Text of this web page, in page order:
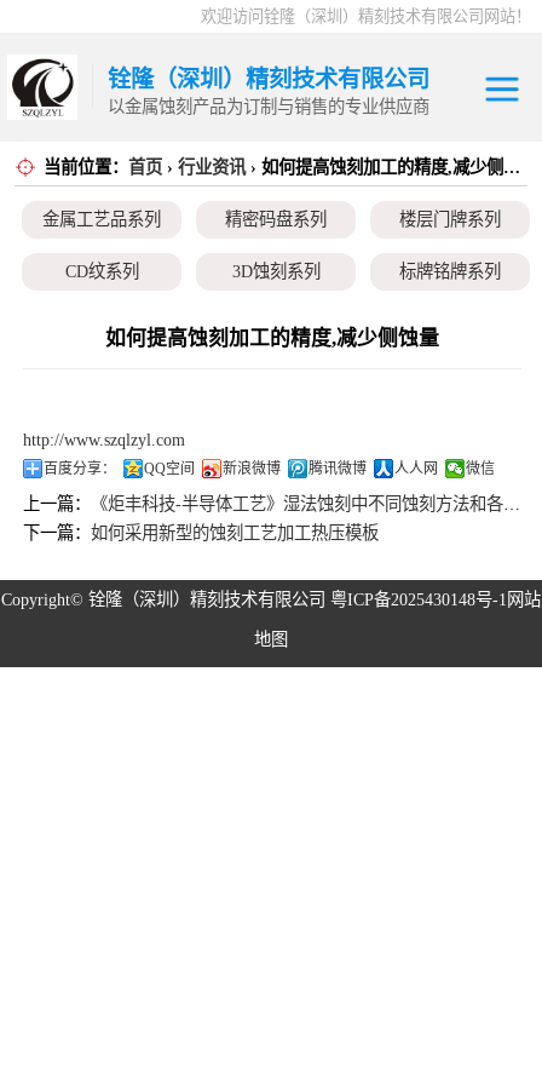
欢迎访问铨隆（深圳）精刻技术有限公司网站！
铨隆（深圳）精刻技术有限公司
以金属蚀刻产品为订制与销售的专业供应商
当前位置： 首页 › 行业资讯› 如何提高蚀刻加工的精度,减少侧蚀量
金属工艺品系列 精密码盘系列 楼层门牌系列
CD纹系列 3D蚀刻系列 标牌铭牌系列
超薄垫片系列 磁性治具钢片系列 弹片系列
如何提高蚀刻加工的精度,减少侧蚀量
http://www.szqlzyl.com
百度分享： QQ空间 新浪微博 腾讯微博 人人网 微信
上一篇：
《炬丰科技-半导体工艺》湿法蚀刻中不同蚀刻方法和各种蚀刻剂影响的综述
下一篇：如何采用新型的蚀刻工艺加工热压模板
Copyright© 铨隆（深圳）精刻技术有限公司 粤ICP备2025430148号-1 网站
地图
金属工艺品系列
精密码盘系列
CD纹系列
标牌铭牌系列
超薄垫片系列
磁性治具钢片系